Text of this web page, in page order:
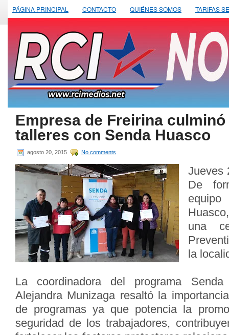
PÁGINA PRINCIPAL CONTACTO QUIÉNES SOMOS TARIFAS
Empresa de Freirina
talleres con Senda Huasco
agosto 20, 2015 No comments
Jueves
De
una
la
La coordinadora del programa
Alejandra Munizaga resaltó la
de programas ya que potencia la
seguridad de los trabajadores,